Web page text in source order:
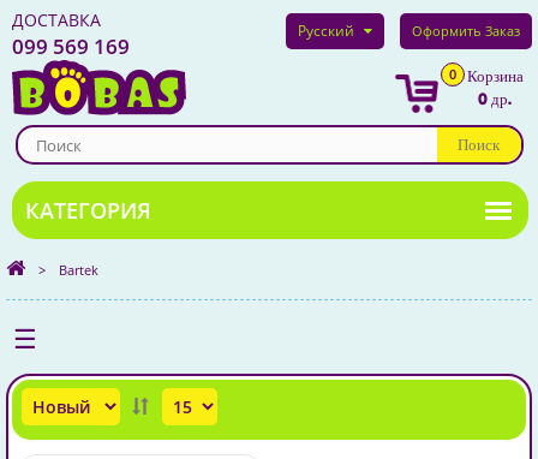
ДОСТАВКА
099 569 169
Русский Оформить Заказ
Поиск
0
Корзина
0 др.
> Bartek
☰